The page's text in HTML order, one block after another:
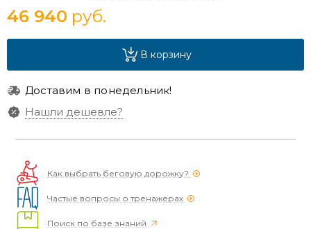
46 940 руб.
В корзину
Доставим в понедельник!
Нашли дешевле?
Как выбрать беговую дорожку?
Частые вопросы о тренажерах
Поиск по базе знаний